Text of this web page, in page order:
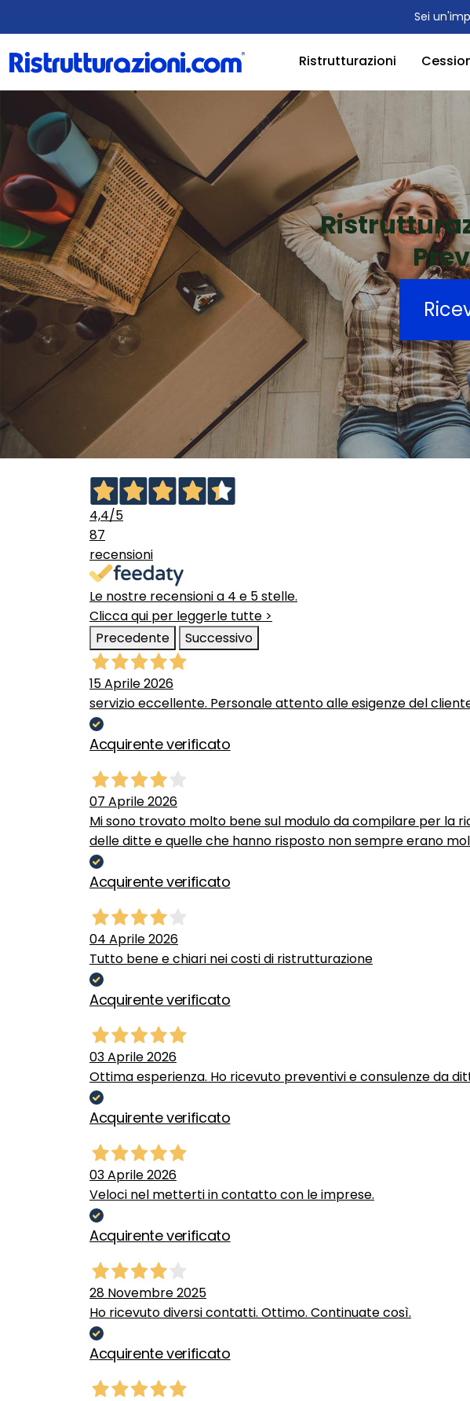
Sei
Ristrutturazioni
4,4/5
87
recensioni
Le nostre recensioni a 4 e 5 stelle.
Clicca qui per leggerle tutte >
Precedente
Successivo
15 Aprile 2026
servizio eccellente. Personale attento alle esigenze del
Acquirente verificato
07 Aprile 2026
Mi sono trovato molto bene sul modulo da compilare per la
delle ditte e quelle che hanno risposto non sempre erano
Acquirente verificato
04 Aprile 2026
Tutto bene e chiari nei costi di ristrutturazione
Acquirente verificato
03 Aprile 2026
Ottima esperienza. Ho ricevuto preventivi e consulenze da
Acquirente verificato
03 Aprile 2026
Veloci nel metterti in contatto con le imprese.
Acquirente verificato
28 Novembre 2025
Ho ricevuto diversi contatti. Ottimo. Continuate così.
Acquirente verificato